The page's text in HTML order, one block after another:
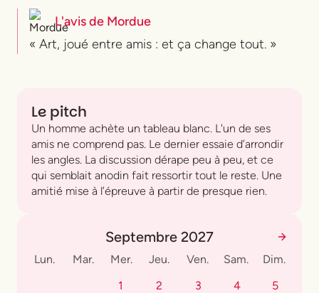
L'avis de Mordue
« Art, joué entre amis : et ça change tout. »
Le pitch
Un homme achète un tableau blanc. L'un de ses
amis ne comprend pas. Le dernier essaie d’arrondir
les angles. La discussion dérape peu à peu, et ce
qui semblait anodin fait ressortir tout le reste. Une
amitié mise à l’épreuve à partir de presque rien.
Septembre 2027
Lun. Mar. Mer. Jeu. Ven. Sam.
Dim.
1
2 3 4
5